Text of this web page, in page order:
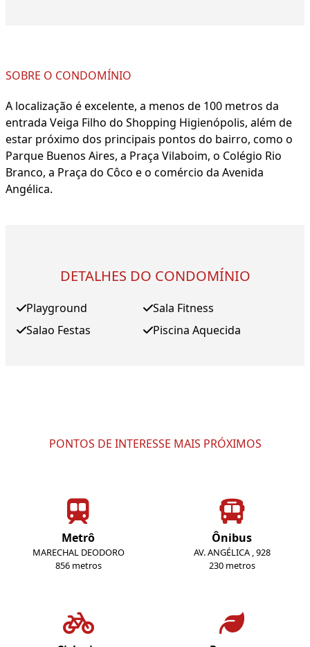
SOBRE O CONDOMÍNIO
A localização é excelente, a menos de 100 metros da
entrada Veiga Filho do Shopping Higienópolis, além de
estar próximo dos principais pontos do bairro, como o
Parque Buenos Aires, a Praça Vilaboim, o Colégio Rio
Branco, a Praça do Côco e o comércio da Avenida
Angélica.
DETALHES DO CONDOMÍNIO
Playground
Salao Festas
Sala Fitness
Piscina Aquecida
PONTOS DE INTERESSE MAIS PRÓXIMOS
Metrô
MARECHAL DEODORO
856 metros
Ônibus
AV. ANGÉLICA , 928
230 metros